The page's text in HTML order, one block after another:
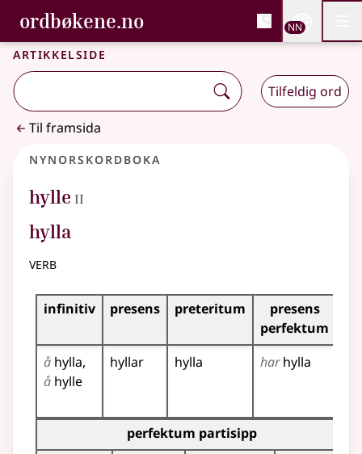
Gå til hovudinnhald
Tilgjenge
ordbøkene.no, Bokmålsordboka og
Bokmålsordboka og Nynorskordboka
NN
Artikkelside
Tilfeldig ord
Til framsida
Nynorskordboka
hylle 2
II
hylla
verb
Bøyningstabell for dette verbet
infinitiv presens preteritum
presens
perfektum
å hylla
å hylle
hyllar hylla harhylla
Bøyningstabell for dette verbet (partisippformer)
perfektum partisipp